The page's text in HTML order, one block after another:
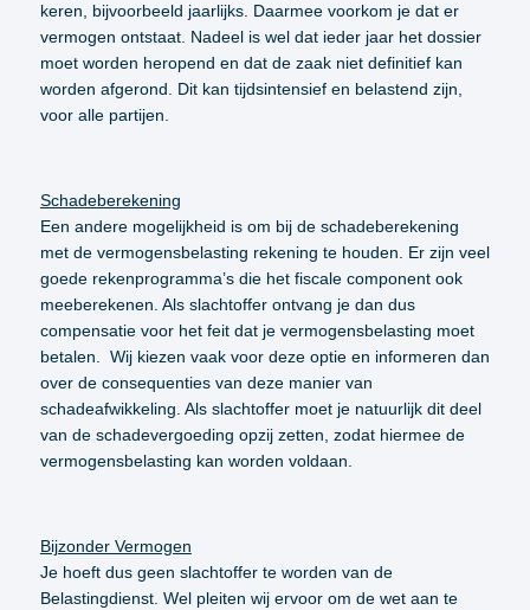
keren, bijvoorbeeld jaarlijks. Daarmee voorkom je dat er
vermogen ontstaat. Nadeel is wel dat ieder jaar het dossier
moet worden heropend en dat de zaak niet definitief kan
worden afgerond. Dit kan tijdsintensief en belastend zijn,
voor alle partijen.
Schadeberekening
Een andere mogelijkheid is om bij de schadeberekening
met de vermogensbelasting rekening te houden. Er zijn veel
goede rekenprogramma’s die het fiscale component ook
meeberekenen. Als slachtoffer ontvang je dan dus
compensatie voor het feit dat je vermogensbelasting moet
betalen. Wij kiezen vaak voor deze optie en informeren dan
over de consequenties van deze manier van
schadeafwikkeling. Als slachtoffer moet je natuurlijk dit deel
van de schadevergoeding opzij zetten, zodat hiermee de
vermogensbelasting kan worden voldaan.
Bijzonder Vermogen
Je hoeft dus geen slachtoffer te worden van de
Belastingdienst. Wel pleiten wij ervoor om de wet aan te